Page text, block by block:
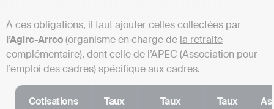
À ces obligations, il faut ajouter celles collectées par
l’Agirc-Arrco(organisme en charge de la retraite
complémentaire), dont celle de l’APEC (Association pour
l’emploi des cadres) spécifique aux cadres.
Cotisations
Taux
Taux
Taux